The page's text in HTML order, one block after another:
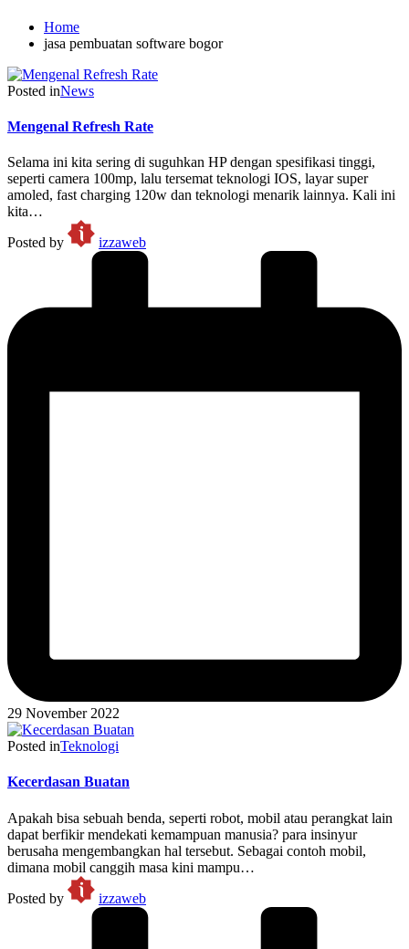
Home
jasa pembuatan software bogor
Posted inNews
Mengenal Refresh Rate
Selama ini kita sering di suguhkan HP dengan spesifikasi tinggi,
seperti camera 100mp, lalu tersemat teknologi IOS, layar super
amoled, fast charging 120w dan teknologi menarik lainnya. Kali ini
kita…
Posted by
izzaweb
29 November 2022
Posted inTeknologi
Kecerdasan Buatan
Apakah bisa sebuah benda, seperti robot, mobil atau perangkat lain
dapat berfikir mendekati kemampuan manusia? para insinyur
berusaha mengembangkan hal tersebut. Sebagai contoh mobil,
dimana mobil canggih masa kini mampu…
Posted by
izzaweb